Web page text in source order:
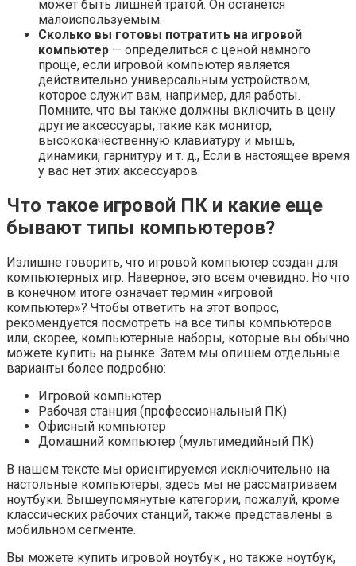
может быть лишней тратой. Он останется
малоиспользуемым.
Сколько вы готовы потратить на игровой
компьютер — определиться с ценой намного
проще, если игровой компьютер является
действительно универсальным устройством,
которое служит вам, например, для работы.
Помните, что вы также должны включить в цену
другие аксессуары, такие как монитор,
высококачественную клавиатуру и мышь,
динамики, гарнитуру и т. д., Если в настоящее время
у вас нет этих аксессуаров.
Что такое игровой ПК и какие еще
бывают типы компьютеров?
Излишне говорить, что игровой компьютер создан для
компьютерных игр. Наверное, это всем очевидно. Но что
в конечном итоге означает термин «игровой
компьютер»? Чтобы ответить на этот вопрос,
рекомендуется посмотреть на все типы компьютеров
или, скорее, компьютерные наборы, которые вы обычно
можете купить на рынке. Затем мы опишем отдельные
варианты более подробно:
Игровой компьютер
Рабочая станция (профессиональный ПК)
Офисный компьютер
Домашний компьютер (мультимедийный ПК)
В нашем тексте мы ориентируемся исключительно на
настольные компьютеры, здесь мы не рассматриваем
ноутбуки. Вышеупомянутые категории, пожалуй, кроме
классических рабочих станций, также представлены в
мобильном сегменте.
Вы можете купить игровой ноутбук , но также ноутбук,